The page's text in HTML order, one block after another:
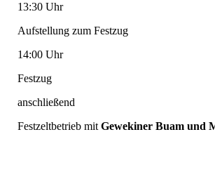
13:30 Uhr
Aufstellung zum Festzug
14:00 Uhr
Festzug
anschließend
Festzeltbetrieb mit Gewekiner Buam und